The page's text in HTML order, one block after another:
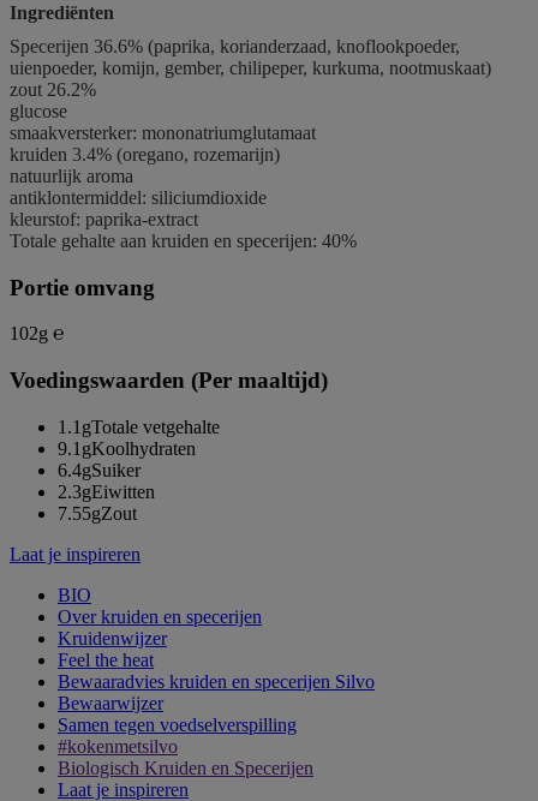
Ingrediënten
Specerijen 36.6% (paprika, korianderzaad, knoflookpoeder,
uienpoeder, komijn, gember, chilipeper, kurkuma, nootmuskaat)
zout 26.2%
glucose
smaakversterker: mononatriumglutamaat
kruiden 3.4% (oregano, rozemarijn)
natuurlijk aroma
antiklontermiddel: siliciumdioxide
kleurstof: paprika-extract
Totale gehalte aan kruiden en specerijen: 40%
Portie omvang
102g ℮
Voedingswaarden (Per maaltijd)
1.1gTotale vetgehalte
9.1gKoolhydraten
6.4gSuiker
2.3gEiwitten
7.55gZout
Laat je inspireren
BIO
Over kruiden en specerijen
Kruidenwijzer
Feel the heat
Bewaaradvies kruiden en specerijen Silvo
Bewaarwijzer
Samen tegen voedselverspilling
#kokenmetsilvo
Biologisch Kruiden en Specerijen
Laat je inspireren